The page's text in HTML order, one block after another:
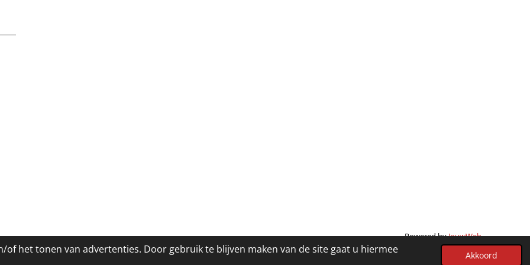
het tonen van advertenties. Door gebruik te blijven maken van de site gaat u hiermee
Akkoord
Powered byJouwWeb